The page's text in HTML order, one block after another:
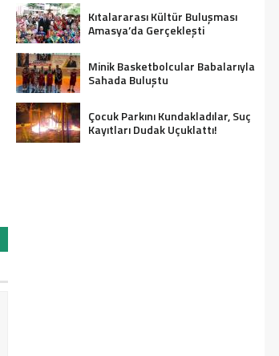
Kıtalararası Kültür Buluşması
Amasya’da Gerçekleşti
Minik Basketbolcular Babalarıyla
Sahada Buluştu
Çocuk Parkını Kundakladılar, Suç
Kayıtları Dudak Uçuklattı!